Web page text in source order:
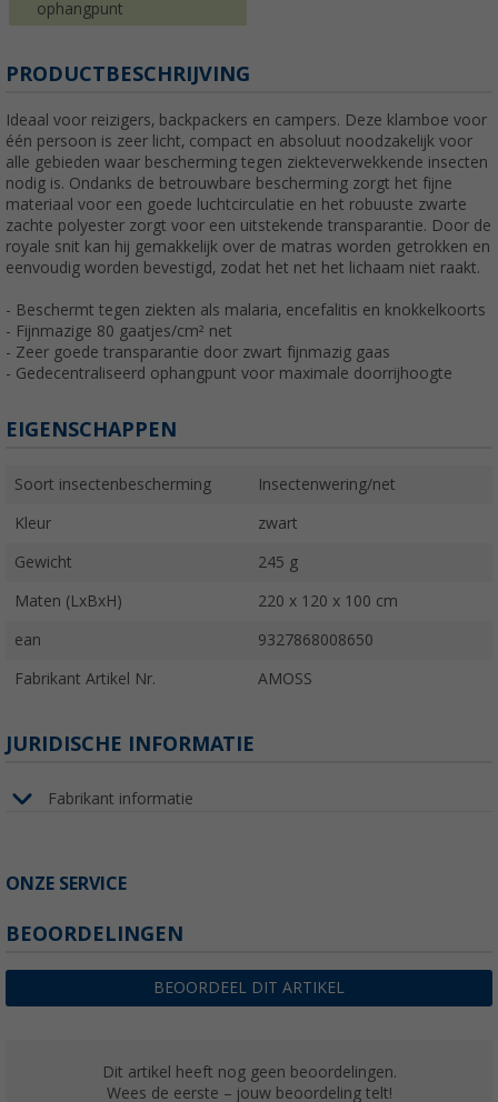
ophangpunt
PRODUCTBESCHRIJVING
Ideaal voor reizigers, backpackers en campers. Deze klamboe voor
één persoon is zeer licht, compact en absoluut noodzakelijk voor
alle gebieden waar bescherming tegen ziekteverwekkende insecten
nodig is. Ondanks de betrouwbare bescherming zorgt het fijne
materiaal voor een goede luchtcirculatie en het robuuste zwarte
zachte polyester zorgt voor een uitstekende transparantie. Door de
royale snit kan hij gemakkelijk over de matras worden getrokken en
eenvoudig worden bevestigd, zodat het net het lichaam niet raakt.
- Beschermt tegen ziekten als malaria, encefalitis en knokkelkoorts
- Fijnmazige 80 gaatjes/cm² net
- Zeer goede transparantie door zwart fijnmazig gaas
- Gedecentraliseerd ophangpunt voor maximale doorrijhoogte
EIGENSCHAPPEN
Soort insectenbescherming Insectenwering/net
Kleur zwart
Gewicht 245 g
Maten (LxBxH) 220 x 120 x 100 cm
ean 9327868008650
Fabrikant Artikel Nr. AMOSS
JURIDISCHE INFORMATIE
Fabrikant informatie
ONZE SERVICE
BEOORDELINGEN
BEOORDEEL DIT ARTIKEL
Dit artikel heeft nog geen beoordelingen.
Wees de eerste – jouw beoordeling telt!